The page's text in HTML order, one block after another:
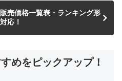
売価格一覧表・ランキング形
応！
めをピックアップ！